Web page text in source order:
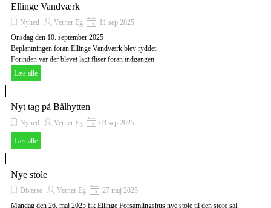
Ellinge Vandværk
Nyhed Verner Eg
11 sep 2025
Onsdag den 10. september 2025
Beplantningen foran Ellinge Vandværk blev ryddet.
Forinden var der blevet lagt fliser foran indgangen.
Læs alle
Nyt tag på Bålhytten
Nyhed Verner Eg 03 sep 2025
Læs alle
Nye stole
Diverse Verner Eg
27 maj 2025
Mandag den 26. maj 2025 fik Ellinge Forsamlingshus nye stole til den store sal.